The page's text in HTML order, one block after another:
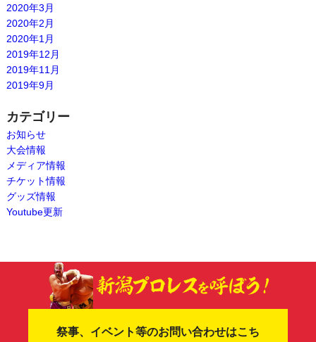
2020年3月
2020年2月
2020年1月
2019年12月
2019年11月
2019年9月
カテゴリー
お知らせ
大会情報
メディア情報
チケット情報
グッズ情報
Youtube更新
祭事、イベント等のお問い合わせはこち